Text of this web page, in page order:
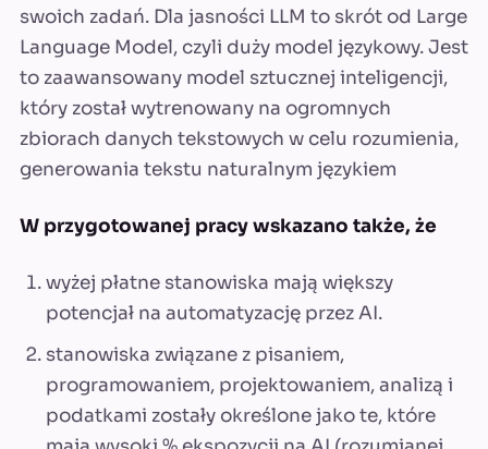
swoich zadań. Dla jasności LLM to skrót od Large
Language Model, czyli duży model językowy. Jest
to zaawansowany model sztucznej inteligencji,
który został wytrenowany na ogromnych
zbiorach danych tekstowych w celu rozumienia,
generowania tekstu naturalnym językiem
W przygotowanej pracy wskazano także, że
wyżej płatne stanowiska mają większy
potencjał na automatyzację przez AI.
stanowiska związane z pisaniem,
programowaniem, projektowaniem, analizą i
podatkami zostały określone jako te, które